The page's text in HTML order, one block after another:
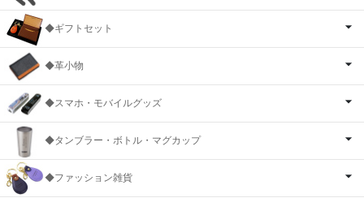
◆ギフトセット
◆革小物
◆スマホ・モバイルグッズ
◆タンブラー・ボトル・マグカップ
◆ファッション雑貨